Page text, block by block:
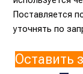
Поставляется
уточнять по
Оставить